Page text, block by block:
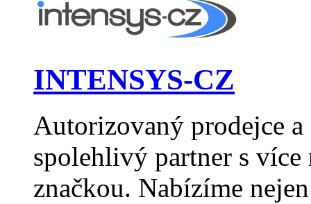
INTENSYS-CZ
Autorizovaný prodejce
spolehlivý partner s více
značkou. Nabízíme